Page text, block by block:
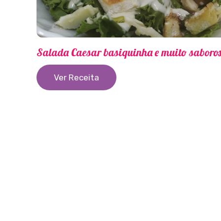
Salada Caesar basiquinha e muito
Ver Receita